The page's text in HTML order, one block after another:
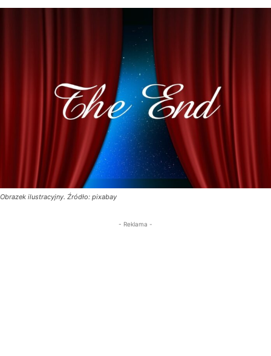
Obrazek ilustracyjny. Źródło: pixabay
- Reklama -